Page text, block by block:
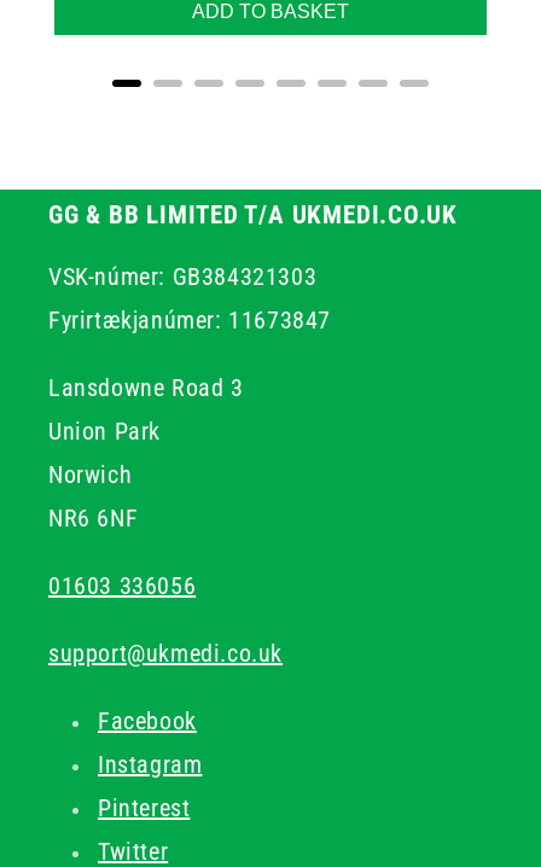
ADD TO BASKET
GG & BB LIMITED T/A UKMEDI.CO.UK
VSK-númer: GB384321303
Fyrirtækjanúmer: 11673847
Lansdowne Road 3
Union Park
Norwich
NR6 6NF
01603 336056
support@ukmedi.co.uk
Facebook
Instagram
Pinterest
Twitter